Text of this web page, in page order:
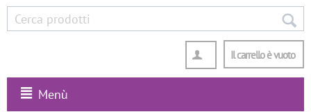
Il carrello è vuoto
Menù